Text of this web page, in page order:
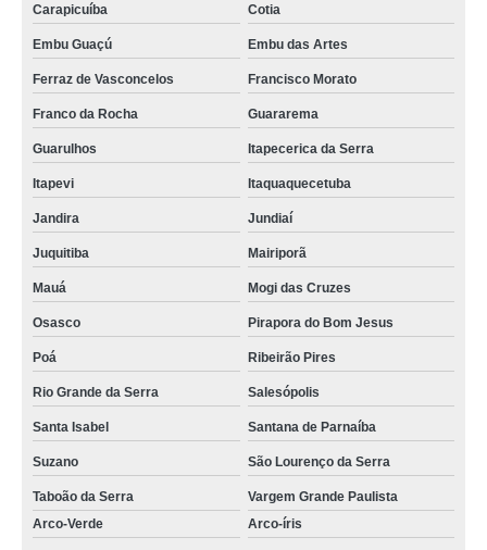
Carapicuíba Cotia
Embu Guaçú Embu das Artes
Ferraz de Vasconcelos Francisco Morato
Franco da Rocha Guararema
Guarulhos Itapecerica da Serra
Itapevi Itaquaquecetuba
Jandira Jundiaí
Juquitiba Mairiporã
Mauá Mogi das Cruzes
Osasco Pirapora do Bom Jesus
Poá Ribeirão Pires
Rio Grande da Serra Salesópolis
Santa Isabel Santana de Parnaíba
Suzano São Lourenço da Serra
Taboão da Serra
Vargem Grande Paulista
Arco-Verde
Arco-íris